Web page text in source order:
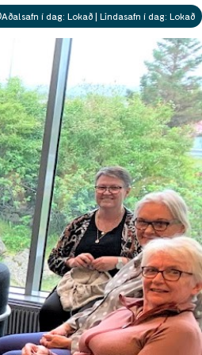
Aðalsafn í dag: Lokað | Lindasafn í dag: Lokað